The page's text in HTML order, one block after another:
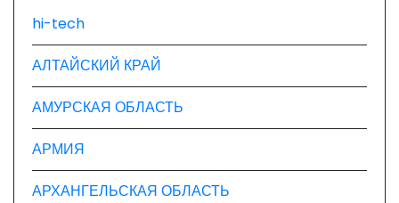
и
с
я
м
hi-tech
АЛТАЙСКИЙ КРАЙ
АМУРСКАЯ ОБЛАСТЬ
АРМИЯ
АРХАНГЕЛЬСКАЯ ОБЛАСТЬ